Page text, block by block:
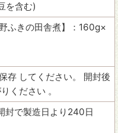
を含む)
ふきの田舎煮】：160g×
存 してください。 開封後
ください 。
封で製造日より240日